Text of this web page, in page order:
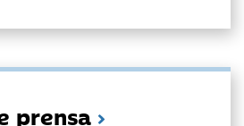
prensa